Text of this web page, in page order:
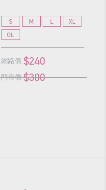
S M L
XL
GL
網路價 $240
門市價 $300